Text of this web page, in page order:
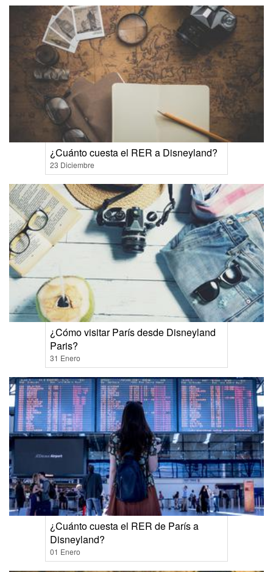
¿Cuánto cuesta el RER a Disneyland?
23 Diciembre
¿Cómo visitar París desde Disneyland
Paris?
31 Enero
¿Cuánto cuesta el RER de París a
Disneyland?
01 Enero